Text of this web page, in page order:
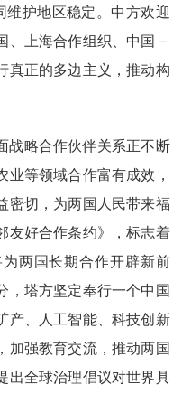
维护地区稳定。中方欢迎
、上海合作组织、中国－
真正的多边主义，推动构
略合作伙伴关系正不断
等领域合作富有成效，
密切，为两国人民带来福
友好合作条约》，标志着
两国长期合作开辟新前
，塔方坚定奉行一个中国
产、人工智能、科技创新
加强教育交流，推动两国
出全球治理倡议对世界具